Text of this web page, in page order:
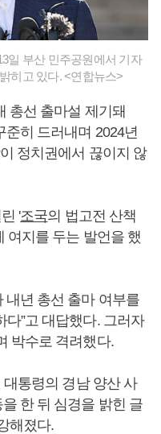
일 부산 민주공원에서 기자
히고 있다. <연합뉴스>
총선 출마설 제기돼
히 드러내며 2024년
정치권에서 끊이지 않
'조국의 법고전 산책
여지를 두는 발언을 했
내년 총선 출마 여부를
다”고 대답했다. 그러자
박수로 격려했다.
대통령의 경남 양산 사
한 뒤 심경을 밝힌 글
해졌다.